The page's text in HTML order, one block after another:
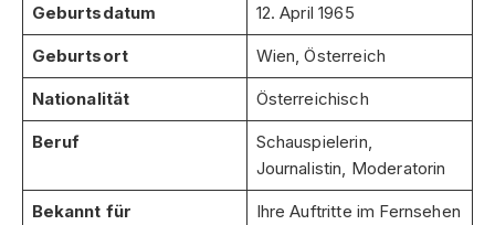
Geburtsdatum 12. April 1965
Geburtsort Wien, Österreich
Nationalität Österreichisch
Beruf
Schauspielerin,
Journalistin, Moderatorin
Bekannt für
Ihre Auftritte im Fernsehen